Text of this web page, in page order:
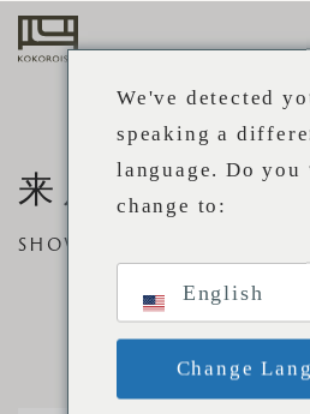
LINE
CUSTOM-
MADE
LINE
ソ
フ
の
選
構
くり
いて
採用情
報
張替
え・修
メンテ
ナンス
取扱店
舗
直営店
事例
メンテ
ナンス
お知ら
せ
採用情
報
プロダクト
STANDARD LINE
CUSTOM-MADE LINE
ソファの選び方
心石工芸について
来店予約
SHOWROOM RESERVATION
We've detected
speaking a
language. Do you
change to:
English
Change